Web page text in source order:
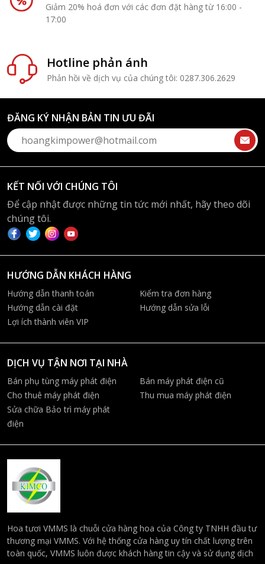
Giảm 20% hoá đơn với các đơn đặt hàng từ 16:00 -
17:00
Hotline phản ánh
Phản hồi về dịch vụ của chúng tôi: 0287.306.2629
ĐĂNG KÝ NHẬN BẢN TIN ƯU ĐÃI
KẾT NỐI VỚI CHÚNG TÔI
Để cập nhật được những tin tức mới nhất, hãy theo dõi
chúng tôi.
HƯỚNG DẪN KHÁCH HÀNG
Hướng dẫn thanh toán
Kiểm tra đơn hàng
Hướng dẫn cài đặt
Hướng dẫn sửa lỗi
Lợi ích thành viên VIP
DỊCH VỤ TẬN NƠI TẠI NHÀ
Bán phụ tùng máy phát điện
Bán máy phát điện cũ
Cho thuê máy phát điện
Thu mua máy phát điện
Sửa chữa Bảo trì máy phát
điện
Hoa tươi VMMS là chuỗi cửa hàng hoa của Công ty TNHH đầu tư
thương mại VMMS. Với hệ thống cửa hàng uy tín chất lượng trên
toàn quốc, VMMS luôn được khách hàng tin cậy và sử dụng dịch